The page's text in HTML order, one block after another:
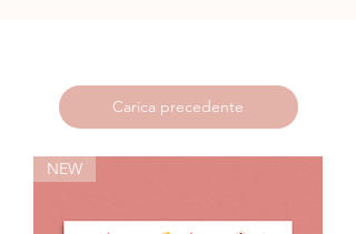
Carica precedente
NEW